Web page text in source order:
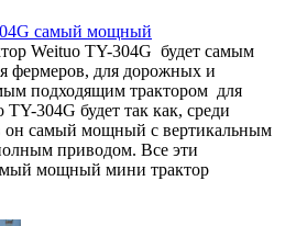
самый мощный
Weituo TY-304G будет самым
фермеров, для дорожных и
подходящим трактором для
TY-304G будет так как, среди
он самый мощный с вертикальным
приводом. Все эти
мощный мини трактор